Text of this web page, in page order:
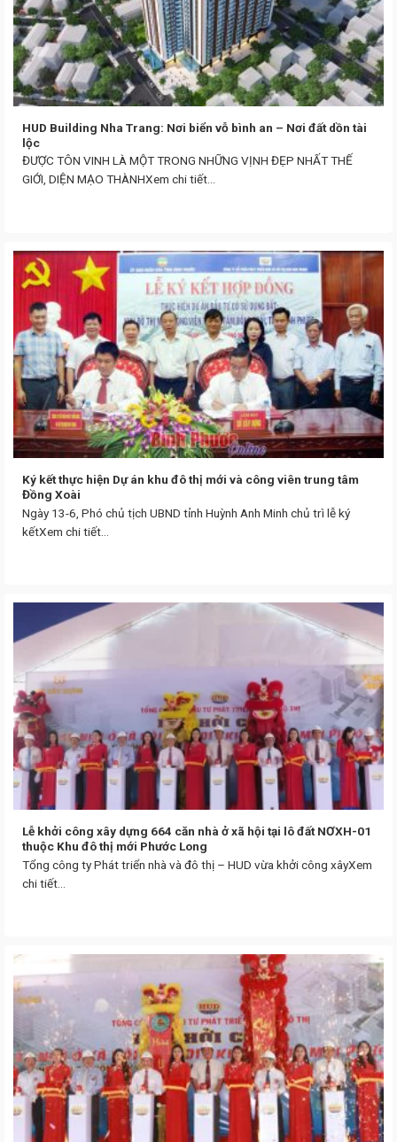
HUD Building Nha Trang: Nơi biển vỗ bình an – Nơi đất dồn tài
lộc
ĐƯỢC TÔN VINH LÀ MỘT TRONG NHỮNG VỊNH ĐẸP NHẤT THẾ
GIỚI, DIỆN MẠO THÀNHXem chi tiết...
Ký kết thực hiện Dự án khu đô thị mới và công viên trung tâm
Đồng Xoài
Ngày 13-6, Phó chủ tịch UBND tỉnh Huỳnh Anh Minh chủ trì lễ ký
kếtXem chi tiết...
Lễ khởi công xây dựng 664 căn nhà ở xã hội tại lô đất NƠXH-01
thuộc Khu đô thị mới Phước Long
Tổng công ty Phát triển nhà và đô thị – HUD vừa khởi công xâyXem
chi tiết...